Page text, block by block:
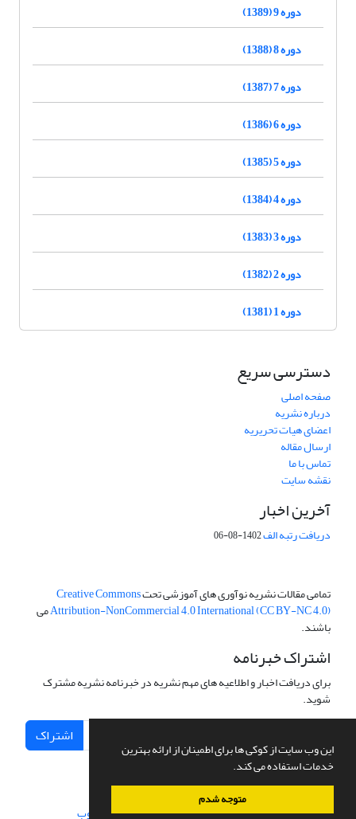
این وب سایت از کوکی ها برای اطمینان از ارائه بهترین
خدمات استفاده می کند.
متوجه شدم
دوره 9 (1389)
دوره 8 (1388)
دوره 7 (1387)
دوره 6 (1386)
دوره 5 (1385)
دوره 4 (1384)
دوره 3 (1383)
دوره 2 (1382)
دوره 1 (1381)
دسترسی سریع
صفحه اصلی
درباره نشریه
اعضای هیات تحریریه
ارسال مقاله
تماس با ما
نقشه سایت
آخرین اخبار
دریافت رتبه الف1402-08-06
تمامی مقالات نشریه نوآوری های آموزشی تحتCreative Commons
Attribution-NonCommercial 4.0 International (CC BY-NC 4.0)می
باشند.
اشتراک خبرنامه
برای دریافت اخبار و اطلاعیه های مهم نشریه در خبرنامه نشریه مشترک
شوید.
اشتراک
سامانه مدیریت نشریات علمی.طراحی و پیاده سازی از سیناوب